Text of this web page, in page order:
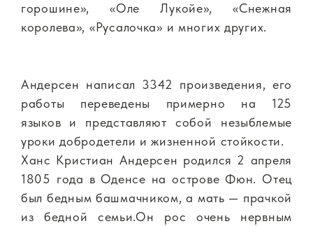
горошине», «Оле Лукойе», «Снежная
королева», «Русалочка» и многих других.
Андерсен написал 3342 произведения, его
работы переведены примерно на 125
языков и представляют собой незыблемые
уроки добродетели и жизненной стойкости.
Ханс Кристиан Андерсен родился 2 апреля
1805 года в Оденсе на острове Фюн. Отец
был бедным башмачником, а мать — прачкой
из бедной семьи.Он рос очень нервным